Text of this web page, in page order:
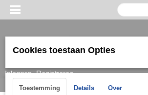
Inloggen Registreren
Cookies toestaan Opties
Toestemming Details Over